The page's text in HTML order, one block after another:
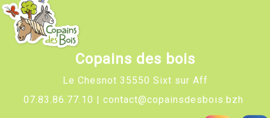
Copains des bois
Le Chesnot 35550 Sixt sur Aff
07.83.86.77.10 | contact@copainsdesbois.bzh